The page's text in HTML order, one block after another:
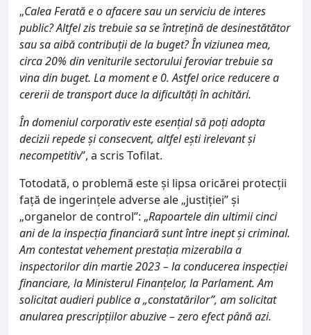
„Calea Ferată e o afacere sau un serviciu de interes
public? Altfel zis trebuie sa se întrețină de desinestătător
sau sa aibă contribuții de la buget? În viziunea mea,
circa 20% din veniturile sectorului feroviar trebuie sa
vina din buget. La moment e 0. Astfel orice reducere a
cererii de transport duce la dificultăți în achitări.
În domeniul corporativ este esențial să poți adopta
decizii repede și consecvent, altfel ești irelevant și
necompetitiv”, a scris Tofilat.
Totodată, o problemă este și lipsa oricărei protecții
față de ingerințele adverse ale „justiției” și
„organelor de control”: „Rapoartele din ultimii cinci
ani de la inspecția financiară sunt între inept și criminal.
Am contestat vehement prestația mizerabila a
inspectorilor din martie 2023 – la conducerea inspecției
financiare, la Ministerul Finanțelor, la Parlament. Am
solicitat audieri publice a „constatărilor”, am solicitat
anularea prescripțiilor abuzive – zero efect până azi.